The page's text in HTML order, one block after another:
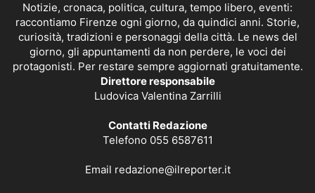
Notizie, cronaca, politica, cultura, tempo libero, eventi:
raccontiamo Firenze ogni giorno, da quindici anni. Storie,
curiosità, tradizioni e personaggi della città. Le news del
giorno, gli appuntamenti da non perdere, le voci dei
protagonisti. Per restare sempre aggiornati gratuitamente.
Direttore responsabile
Ludovica Valentina Zarrilli
Contatti Redazione
Telefono 055 6587611
Email redazione@ilreporter.it